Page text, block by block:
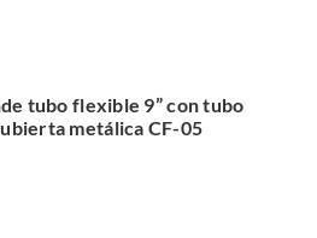
tubo flexible 9” con tubo
metálica CF-05